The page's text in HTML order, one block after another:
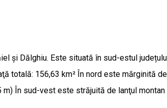
și Dălghiu. Este situată în sud-estul
totală: 156,63 km² În nord este mărginită
În sud-vest este străjuită de lanţul